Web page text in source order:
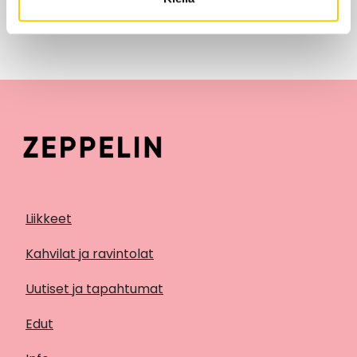
Tarjouksia ei löytynyt
Liikkeet
Kahvilat ja ravintolat
Uutiset ja tapahtumat
Edut